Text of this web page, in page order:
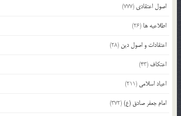
اصول اعتقادی (777)
اطلاعیه ها (26)
اعتقادات و اصول دین (28)
اعتکاف (43)
اعیاد اسلامی (211)
امام جعفر صادق (ع)(372)